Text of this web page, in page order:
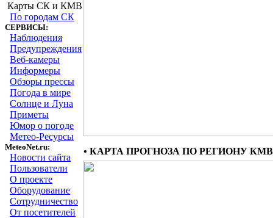
Карты СК и КМВ
По городам СК
СЕРВИСЫ:
Наблюдения
Предупреждения
Веб-камеры
Информеры
Обзоры прессы
Погода в мире
Солнце и Луна
Приметы
Юмор о погоде
Метео-Ресурсы
MeteoNet.ru:
Новости сайта
Пользователи
О проекте
Оборудование
Сотрудничество
От посетителей
• КАРТА ПРОГНОЗА ПО РЕГИОНУ КМВ